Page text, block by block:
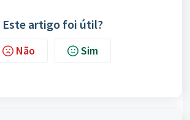
Este artigo foi útil?
Não Sim